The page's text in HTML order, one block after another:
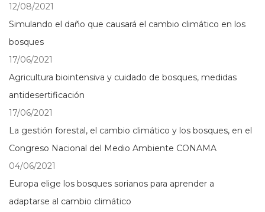
12/08/2021
Simulando el daño que causará el cambio climático en los
bosques
17/06/2021
Agricultura biointensiva y cuidado de bosques, medidas
antidesertificación
17/06/2021
La gestión forestal, el cambio climático y los bosques, en el
Congreso Nacional del Medio Ambiente CONAMA
04/06/2021
Europa elige los bosques sorianos para aprender a
adaptarse al cambio climático